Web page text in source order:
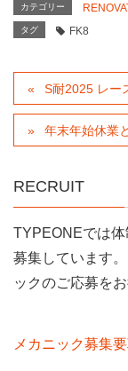
カテゴリー
タグ FK8
S耐2025 レー
年末年始休業
RECRUIT
TYPEONEでは
募集しています
ックのご応募を
メカニック募集